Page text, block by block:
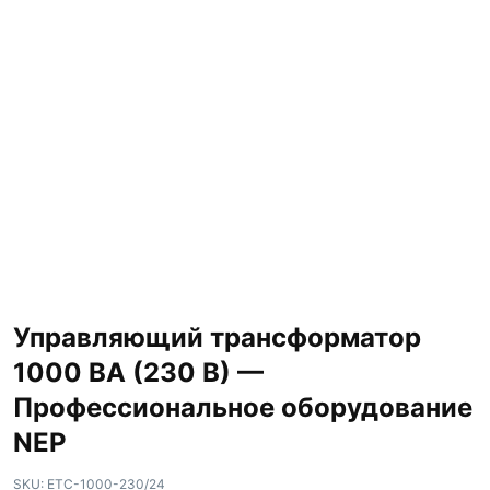
Управляющий трансформатор
1000 ВА (230 В) —
Профессиональное оборудование
NEP
SKU: ETC-1000-230/24